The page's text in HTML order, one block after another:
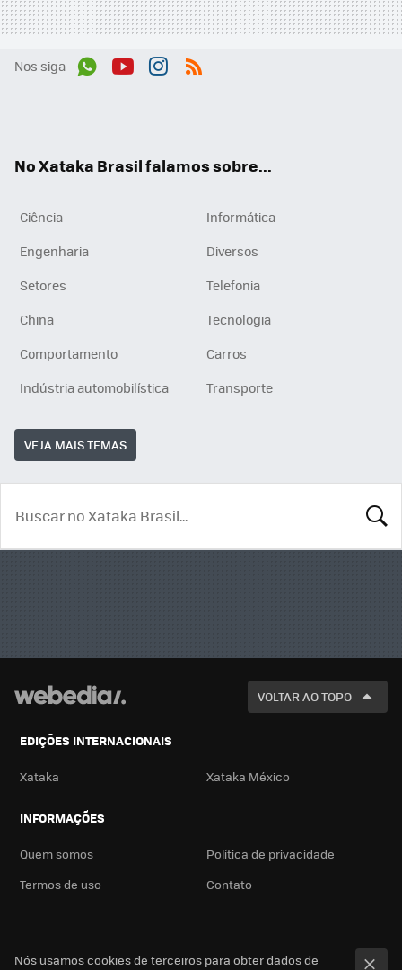
Nos siga
No Xataka Brasil falamos sobre...
Ciência
Informática
Engenharia
Diversos
Setores
Telefonia
China
Tecnologia
Comportamento
Carros
Indústria automobilística
Transporte
VEJA MAIS TEMAS
VOLTAR AO TOPO
EDIÇÕES INTERNACIONAIS
Xataka Xataka México
INFORMAÇÕES
Quem somos
Política de privacidade
Termos de uso
Contato
Nós usamos cookies de terceiros para obter dados de